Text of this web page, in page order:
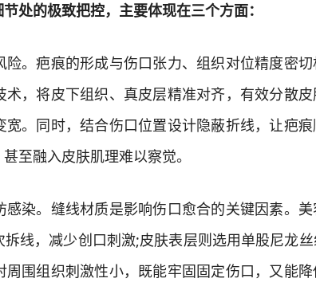
的极致把控，主要体现在三个方面：
。疤痕的形成与伤口张力、组织对位精度密切
，将皮下组织、真皮层精准对齐，有效分散
。同时，结合伤口位置设计隐蔽折线，让疤
至融入皮肤肌理难以察觉。
染。缝线材质是影响伤口愈合的关键因素。美
线，减少创口刺激;皮肤表层则选用单股尼龙
围组织刺激性小，既能牢固固定伤口，又能